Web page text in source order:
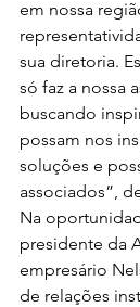
em nossa
sua diretoria.
só faz a nossa
buscando
possam nos
soluções e
associados”,
Na
presidente da
empresário
de relações